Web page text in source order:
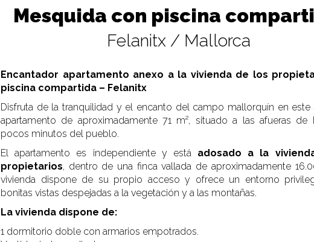
Mesquida con piscina
Felanitx / Mallorca
Encantador apartamento anexo a la vivienda de los
piscina compartida – Felanitx
Disfruta de la tranquilidad y el encanto del campo mallorquín en
apartamento de aproximadamente 71 m², situado a las afueras de
pocos minutos del pueblo.
El apartamento es independiente y está adosado a la
propietarios, dentro de una finca vallada de aproximadamente
vivienda dispone de su propio acceso y ofrece un entorno
bonitas vistas despejadas a la vegetación y a las montañas.
La vivienda dispone de:
1 dormitorio doble con armarios empotrados.